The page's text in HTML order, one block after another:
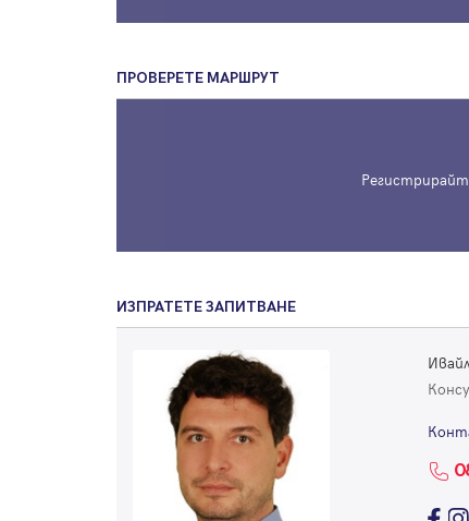
ПРОВЕРЕТЕ МАРШРУТ
ИЗПРАТЕТЕ ЗАПИТВАНЕ